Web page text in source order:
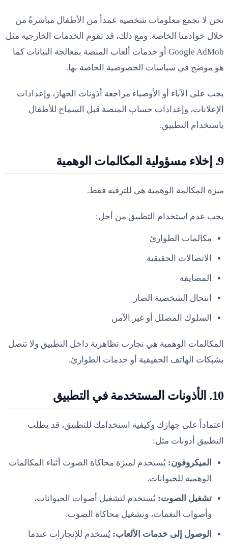
نحن لا نجمع معلومات شخصية عمداً من الأطفال مباشرةً من
خلال خوادمنا الخاصة. ومع ذلك، قد تقوم الخدمات الخارجية مثل
Google AdMob أو خدمات ألعاب المنصة بمعالجة البيانات كما
هو موضح في سياسات الخصوصية الخاصة بها.
يجب على الآباء أو الأوصياء مراجعة أذونات الجهاز، وإعدادات
الإعلانات، وإعدادات حساب المنصة قبل السماح للأطفال
باستخدام التطبيق.
9. إخلاء مسؤولية المكالمات الوهمية
ميزة المكالمة الوهمية هي للترفيه فقط.
يجب عدم استخدام التطبيق من أجل:
مكالمات الطوارئ
الاتصالات الحقيقية
المضايقة
انتحال الشخصية الضار
السلوك المضلل أو غير الآمن
المكالمات الوهمية هي تجارب تظاهرية داخل التطبيق ولا تتصل
بشبكات الهاتف الحقيقية أو خدمات الطوارئ.
10. الأذونات المستخدمة في التطبيق
اعتماداً على جهازك وكيفية استخدامك للتطبيق، قد يطلب
التطبيق أذونات مثل:
الميكروفون: يُستخدم لميزة محاكاة الصوت أثناء المكالمات
الوهمية للحيوانات.
تشغيل الصوت: يُستخدم لتشغيل أصوات الحيوانات،
وأصوات النغمات، وتشغيل محاكاة الصوت.
الوصول إلى خدمات الألعاب: يُسخدم للإنجازات عندما